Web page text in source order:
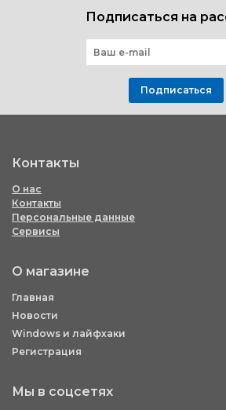
Подписаться на
Подписаться
Контакты
О нас
Контакты
Персональные данные
Сервисы
О магазине
Главная
Новости
Windows и лайфхаки
Регистрация
Мы в соцсетях